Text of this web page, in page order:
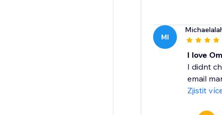
MI
I love
I didnt
email
Zjistit